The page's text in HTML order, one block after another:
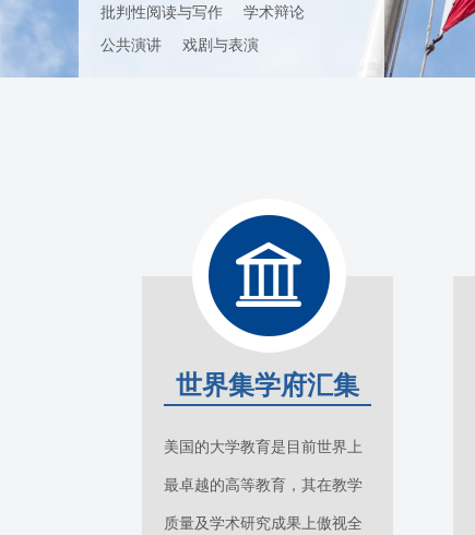
批判性阅读与写作
学术辩论
公共演讲
戏剧与表演
世界集学府汇集
美国的大学教育是目前世界上
最卓越的高等教育，其在教学
质量及学术研究成果上傲视全